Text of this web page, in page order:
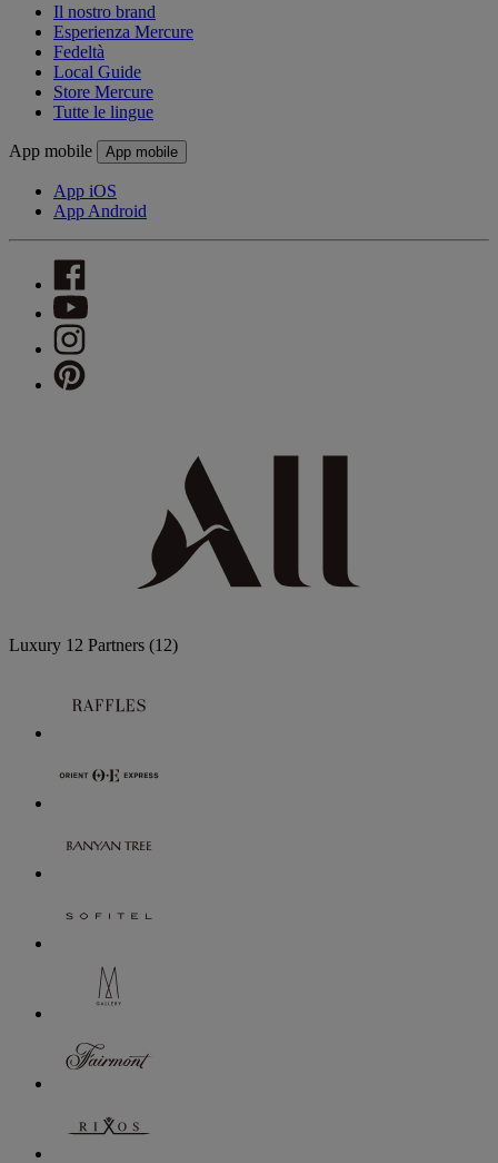
Il nostro brand
Esperienza Mercure
Fedeltà
Local Guide
Store Mercure
Tutte le lingue
App mobile App mobile
App iOS
App Android
Luxury 12 Partners (12)